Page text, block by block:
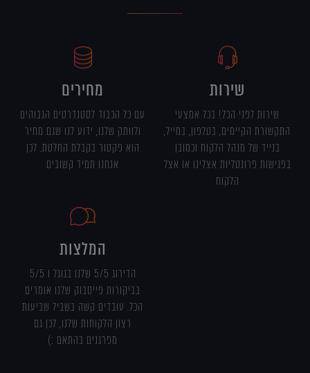
שירות
שירות לפני הכל! בכל אמצעי
התקשורת הקיימים, בטלפון, במייל,
בנייד של מנהל הלקוח וכמובן
בפגישות פרונטליות אצלינו או אצל
הלקוח
מחירים
עם כל הכבוד לסטנדרטים הגבוהים
ולוותק שלנו, ידוע לנו שגם מחיר
הוא פקטור בקבלת החלטת. לכן
אנחנו תמיד קשובים
המלצות
הדירוג 5/5 שלנו בגוגל ו 5/5
בביקורות פייסבוק שלנו אומרים
הכל. עובדים קשה בשביל שביעות
רצון הלקוחות שלנו, לכן גם
מפרגנים בהתאם :)